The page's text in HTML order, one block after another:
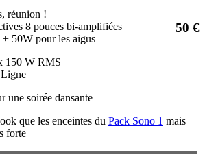
50 €
réunion !
8 pouces bi-amplifiées
+ 50W pour les aigus
150 W RMS
une soirée dansante
que les enceintes du Pack Sono 1 mais
forte